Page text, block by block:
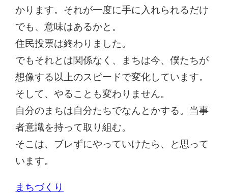
かります。それが一度に手に入れられるだけ
でも、意味はあるかと。
住民投票は終わりました。
でもそれとは関係なく、まちは今、僕たちが
想像する以上のスピードで変化しています。
そして、やることも変わりません。
自分のまちは自分たちでなんとかする。当事
者意識を持って取り組む。
そこは、ブレずにやっていけたら、と思って
います。
まちづくり